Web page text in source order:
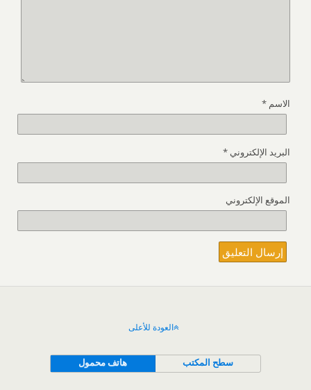
الاسم *
البريد الإلكتروني *
الموقع الإلكتروني
العودة للأعلى
هاتف محمول سطح المكتب